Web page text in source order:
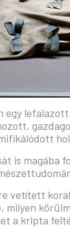
egy
is
vetített
a kripta